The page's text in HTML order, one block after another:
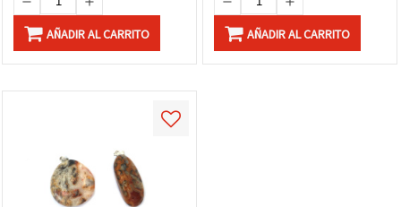
AÑADIR AL CARRITO AÑADIR AL CARRITO